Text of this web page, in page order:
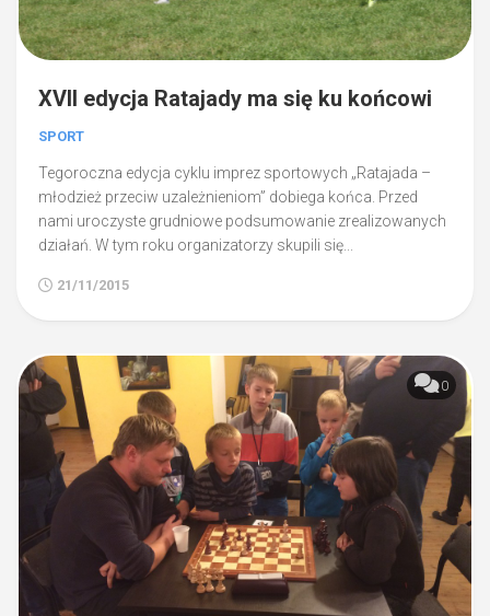
XVII edycja Ratajady ma się ku końcowi
SPORT
Tegoroczna edycja cyklu imprez sportowych „Ratajada –
młodzież przeciw uzależnieniom” dobiega końca. Przed
nami uroczyste grudniowe podsumowanie zrealizowanych
działań. W tym roku organizatorzy skupili się...
21/11/2015
0